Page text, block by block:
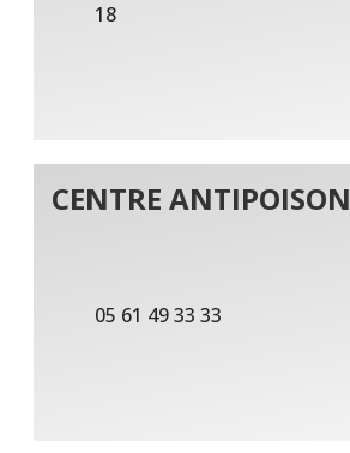
18
CENTRE ANTIPOISON
05 61 49 33 33